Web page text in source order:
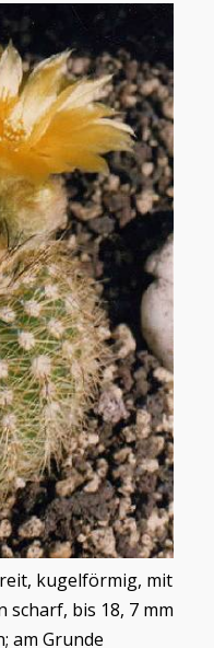
kugelförmig, mit
scharf, bis 18, 7 mm
am Grunde